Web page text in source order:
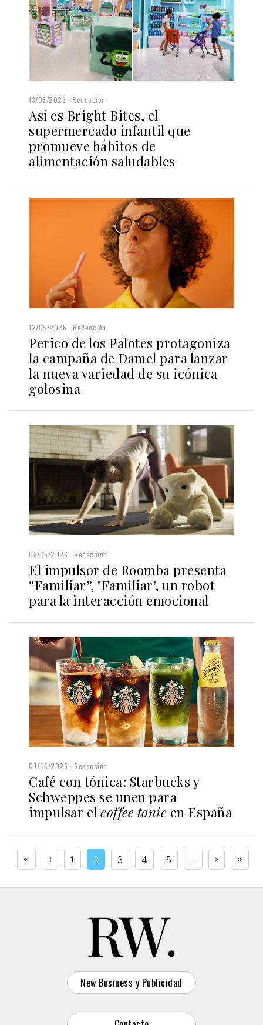
13/05/2026 Redacción
Así es Bright Bites, el
supermercado infantil que
promueve hábitos de
alimentación saludables
12/05/2026 Redacción
Perico de los Palotes protagoniza
la campaña de Damel para lanzar
la nueva variedad de su icónica
golosina
08/05/2026 Redacción
El impulsor de Roomba presenta
“Familiar”, "Familiar", un robot
para la interacción emocional
07/05/2026 Redacción
Café con tónica: Starbucks y
Schweppes se unen para
impulsar el coffee tonic en España
« ‹ 1 2 3 4 5 ... › »
New Business y Publicidad